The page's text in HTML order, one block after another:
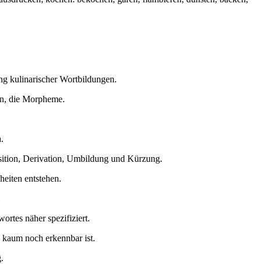
kulinarischer Wortbildungen.
die Morpheme.
Derivation, Umbildung und Kürzung.
entstehen.
näher spezifiziert.
noch erkennbar ist.